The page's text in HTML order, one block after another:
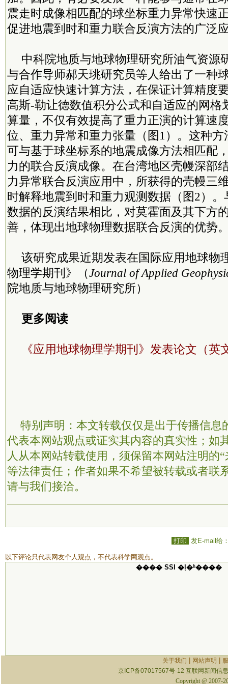
震走时成像相匹配的球坐标重力异常快速
促进地震到时和重力联合反演方法的广泛
中科院地质与地球物理研究所油气资源
与合作导师郝天珧研究员等人给出了一种
应自适应快速计算方法，在保证计算精度
高斯-勒让德数值积分公式和自适应的网格
算量，不仅有效提高了重力正演的计算速
位、重力异常和重力张量（图1）。这种
可与基于球坐标系的地震成像方法相匹配
力的联合反演成像。在台湾地区壳幔深部
力异常联合反演应用中，所获得的壳幔三
时解释地震到时和重力观测数据（图2）
数据的反演结果相比，对莫霍面及其下方
善，体现出地球物理数据联合反演的优势
该研究成果近期发表在国际应用地球物
物理学期刊》（Journal of Applied
院地质与地球物理研究所）
更多阅读
《应用地球物理学期刊》发表论文（英
特别声明：本文转载仅仅是出于传播信息
代表本网站观点或证实其内容的真实性；如
人从本网站转载使用，须保留本网站注明的
等法律责任；作者如果不希望被转载或者联
请与我们接洽。
打印 发E-mail给
以下评论只代表网友个人观点，不代表科学网观点。
���� SSI �ļ�ʱ����
关于我们 网站声明
京ICP备07017567号-12 互联网新闻信
Copyright @ 2007-